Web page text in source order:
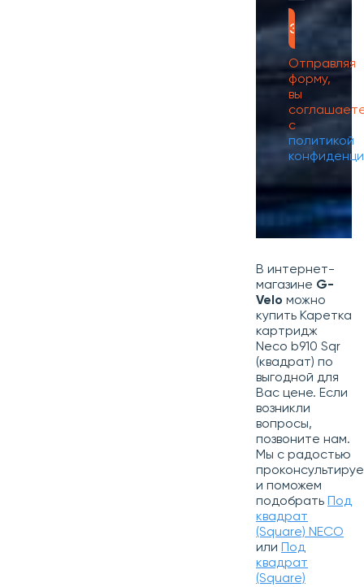
Отправляя
форму,
вы
с
политикой
В интернет-
магазине G-
Velo можно
купить Каретка
картридж
Neco b910 Sqr
(квадрат) по
выгодной для
Вас цене. Если
возникли
вопросы,
позвоните нам.
Мы с радостью
и поможем
подобрать
Под
квадрат
(Square) NECO
или
Под
квадрат
(Square)